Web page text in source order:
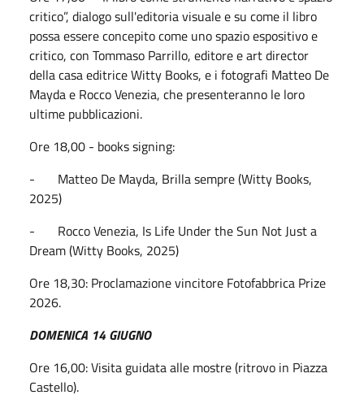
critico”, dialogo sull'editoria visuale e su come il libro
possa essere concepito come uno spazio espositivo e
critico, con Tommaso Parrillo, editore e art director
della casa editrice Witty Books, e i fotografi Matteo De
Mayda e Rocco Venezia, che presenteranno le loro
ultime pubblicazioni.
Ore 18,00 - books signing:
- Matteo De Mayda, Brilla sempre (Witty Books,
2025)
- Rocco Venezia, Is Life Under the Sun Not Just a
Dream (Witty Books, 2025)
Ore 18,30: Proclamazione vincitore Fotofabbrica Prize
2026.
DOMENICA 14 GIUGNO
Ore 16,00: Visita guidata alle mostre (ritrovo in Piazza
Castello).